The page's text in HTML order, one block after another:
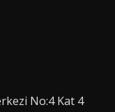
No:4 Kat 4